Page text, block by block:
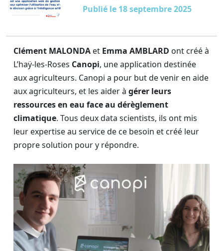
Publié le 18 septembre 2025
Clément MALONDA et Emma AMBLARD ont créé à
L’haÿ-les-Roses Canopi, une application destinée
aux agriculteurs. Canopi a pour but de venir en aide
aux agriculteurs, et les aider à gérer leurs
ressources en eau face au dérèglement
climatique. Tous deux data scientists, ils ont mis
leur expertise au service de ce besoin et créé leur
propre solution pour y répondre.